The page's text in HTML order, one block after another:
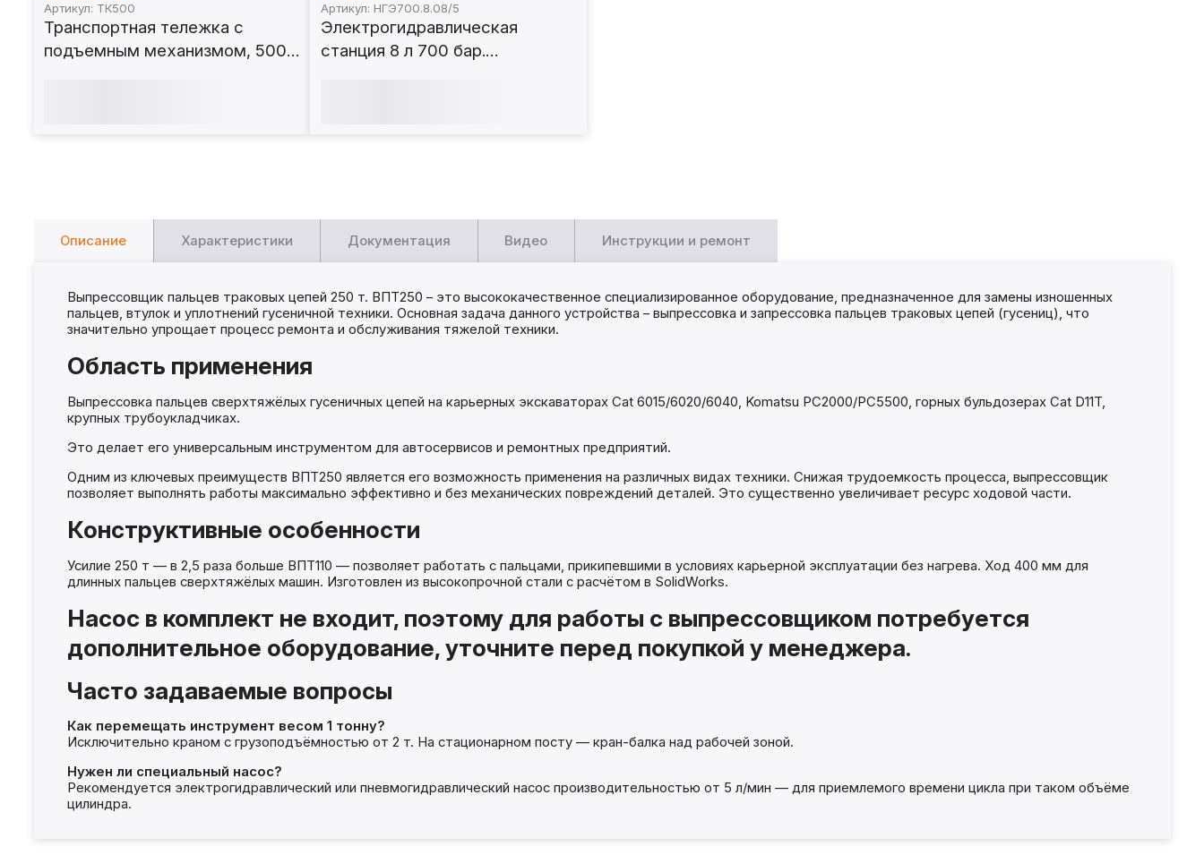
Артикул: ТК500
Транспортная тележка с
подъемным механизмом, 500
Артикул: НГЭ700.8.08/5
Электрогидравлическая
станция 8 л 700 бар.
Описание Характеристики Документация Видео Инструкции и ремонт
Выпрессовщик пальцев траковых цепей 250 т. ВПТ250 – это высококачественное специализированное оборудование, предназначенное для замены изношенных
пальцев, втулок и уплотнений гусеничной техники. Основная задача данного устройства – выпрессовка и запрессовка пальцев траковых цепей (гусениц), что
значительно упрощает процесс ремонта и обслуживания тяжелой техники.
Область применения
Выпрессовка пальцев сверхтяжёлых гусеничных цепей на карьерных экскаваторах Cat 6015/6020/6040, Komatsu PC2000/PC5500, горных бульдозерах Cat D11T,
крупных трубоукладчиках.
Это делает его универсальным инструментом для автосервисов и ремонтных предприятий.
Одним из ключевых преимуществ ВПТ250 является его возможность применения на различных видах техники. Снижая трудоемкость процесса, выпрессовщик
позволяет выполнять работы максимально эффективно и без механических повреждений деталей. Это существенно увеличивает ресурс ходовой части.
Конструктивные особенности
Усилие 250 т — в 2,5 раза больше ВПТ110 — позволяет работать с пальцами, прикипевшими в условиях карьерной эксплуатации без нагрева. Ход 400 мм для
длинных пальцев сверхтяжёлых машин. Изготовлен из высокопрочной стали с расчётом в SolidWorks.
Насос в комплект не входит, поэтому для работы с выпрессовщиком потребуется
дополнительное оборудование, уточните перед покупкой у менеджера.
Часто задаваемые вопросы
Как перемещать инструмент весом 1 тонну?
Исключительно краном с грузоподъёмностью от 2 т. На стационарном посту — кран-балка над рабочей зоной.
Нужен ли специальный насос?
Рекомендуется электрогидравлический или пневмогидравлический насос производительностью от 5 л/мин — для приемлемого времени цикла при таком объёме
цилиндра.